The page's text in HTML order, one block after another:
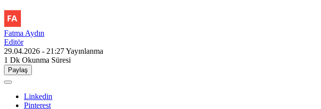
Fatma Aydın
Editör
29.04.2026 - 21:27Yayınlanma
1 Dk Okunma Süresi
Paylaş
Linkedin
Pinterest